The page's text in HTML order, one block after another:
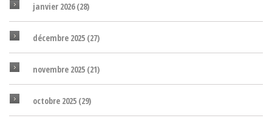
janvier 2026(28)
décembre 2025 (27)
novembre 2025 (21)
octobre 2025 (29)